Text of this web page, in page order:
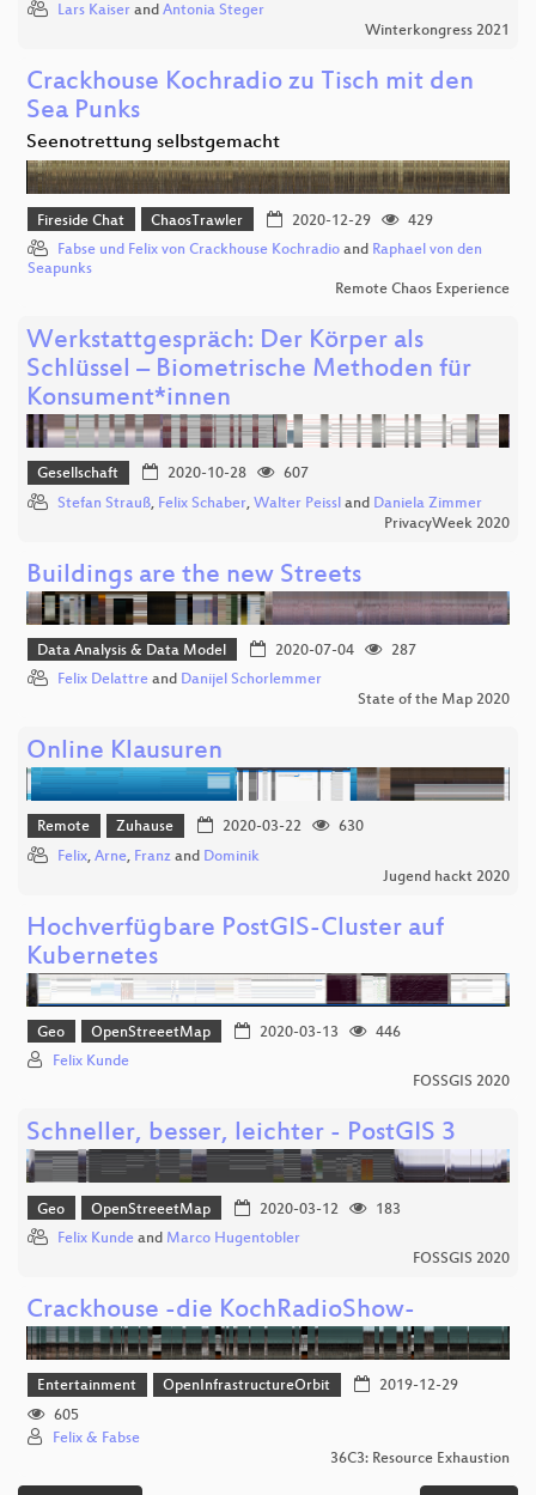
Lars Kaiser and Antonia Steger
Winterkongress 2021
Crackhouse Kochradio zu Tisch mit den
Sea Punks
Seenotrettung selbstgemacht
Fireside Chat ChaosTrawler 2020-12-29
429
Fabse und Felix von Crackhouse Kochradio and Raphael von den
Seapunks
Remote Chaos Experience
Werkstattgespräch: Der Körper als
Schlüssel – Biometrische Methoden für
Konsument*innen
Gesellschaft 2020-10-28
607
Stefan Strauß, Felix Schaber, Walter Peissl and Daniela Zimmer
PrivacyWeek 2020
Buildings are the new Streets
Data Analysis & Data Model 2020-07-04
287
Felix Delattre and Danijel Schorlemmer
State of the Map 2020
Online Klausuren
Remote Zuhause 2020-03-22
630
Felix, Arne, Franz and Dominik
Jugend hackt 2020
Hochverfügbare PostGIS-Cluster auf
Kubernetes
Geo OpenStreeetMap 2020-03-13
446
Felix Kunde
FOSSGIS 2020
Schneller, besser, leichter - PostGIS 3
Geo OpenStreeetMap 2020-03-12
183
Felix Kunde and Marco Hugentobler
FOSSGIS 2020
Crackhouse -die KochRadioShow-
Entertainment OpenInfrastructureOrbit
2019-12-29
605
Felix & Fabse
36C3: Resource Exhaustion